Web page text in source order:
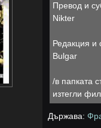
Превод и
Nikter
Редакция и
Bulgar
/в папката
изтегли
Държава: